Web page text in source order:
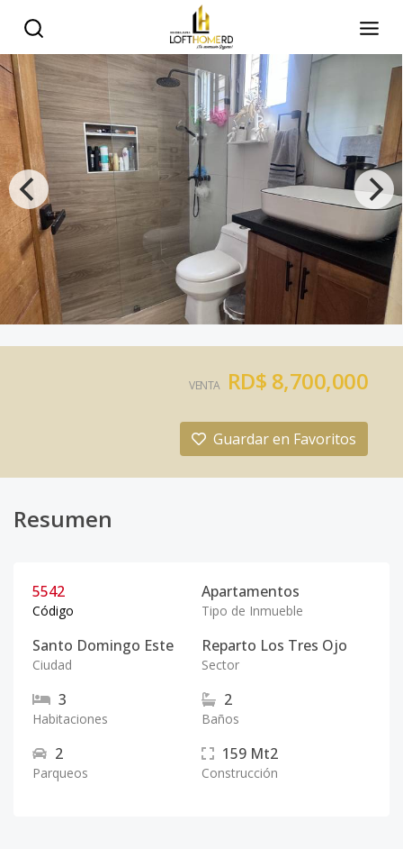
VENTA RD$ 8,700,000
Guardar en Favoritos
Resumen
5542
Código
Apartamentos
Tipo de Inmueble
Santo Domingo Este
Ciudad
Reparto Los Tres Ojo
Sector
3
Habitaciones
2
Baños
2
Parqueos
159 Mt2
Construcción